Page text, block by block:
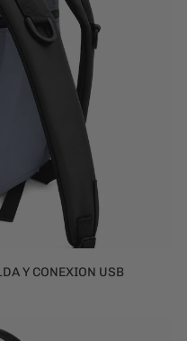
Y CONEXION USB